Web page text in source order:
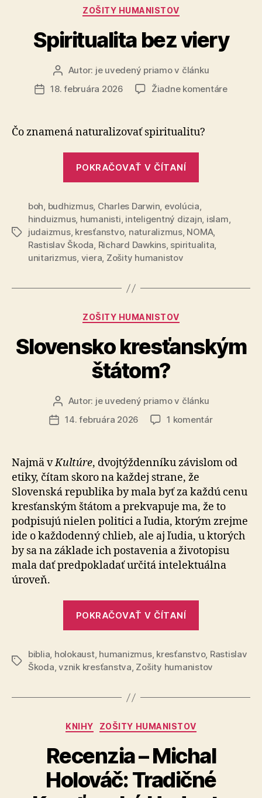
Kategórie
ZOŠITY HUMANISTOV
Spiritualita bez viery
Autor
článku
Autor: je uvedený priamo v článku
Dátum
18. februára 2026 Žiadne komentárena
Čo znamená naturalizovať spiritualitu?
POKRAČOVAŤ V ČÍTANÍ
Značky
boh, budhizmus, Charles Darwin, evolúcia,
hinduizmus, humanisti, inteligentný dizajn, islam,
judaizmus, kresťanstvo, naturalizmus, NOMA,
Rastislav Škoda, Richard Dawkins, spiritualita,
unitarizmus, viera, Zošity humanistov
Kategórie
ZOŠITY HUMANISTOV
Slovensko kresťanským
štátom?
Autor
článku
Autor: je uvedený priamo v článku
Dátum
14. februára 2026 1 komentárna
štátom?
Najmä vKultúre, dvojtýždenníku závislom od
etiky, čítam skoro na každej strane, že
Slovenská republika by mala byť za každú cenu
kresťanským štátom a prekvapuje ma, že to
podpisujú nielen politici a ľudia, ktorým zrejme
ide o každodenný chlieb, ale aj ľudia, u ktorých
by sa na zá­kla­de ich postavenia a životopisu
mala dať predpokladať ur­či­tá intelektuálna
úroveň.
POKRAČOVAŤ V ČÍTANÍ
Značky
biblia, holokaust, humanizmus, kresťanstvo, Rastislav
Škoda,vznik kresťanstva, Zošity humanistov
Kategórie
KNIHY ZOŠITY HUMANISTOV
Recenzia – Michal
Holováč: Tradičné